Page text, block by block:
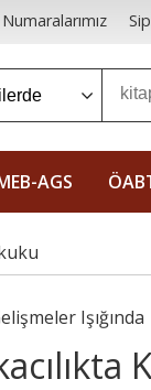
AGS
Işığında